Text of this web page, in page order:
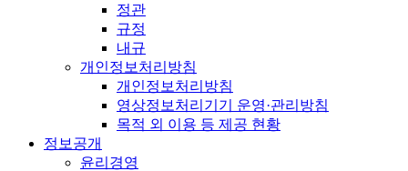
정관
규정
내규
개인정보처리방침
개인정보처리방침
영상정보처리기기 운영·관리방침
목적 외 이용 등 제공 현황
정보공개
윤리경영